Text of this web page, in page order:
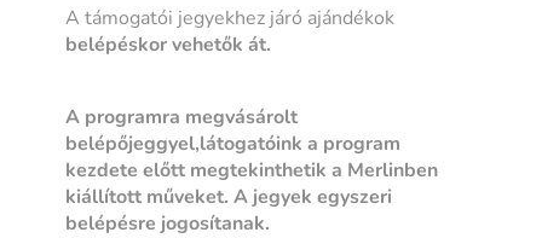
A támogatói jegyekhez járó ajándékok
belépéskor vehetők át.
A programra megvásárolt
belépőjeggyel,látogatóink a program
kezdete előtt megtekinthetik a Merlinben
kiállított műveket. A jegyek egyszeri
belépésre jogosítanak.